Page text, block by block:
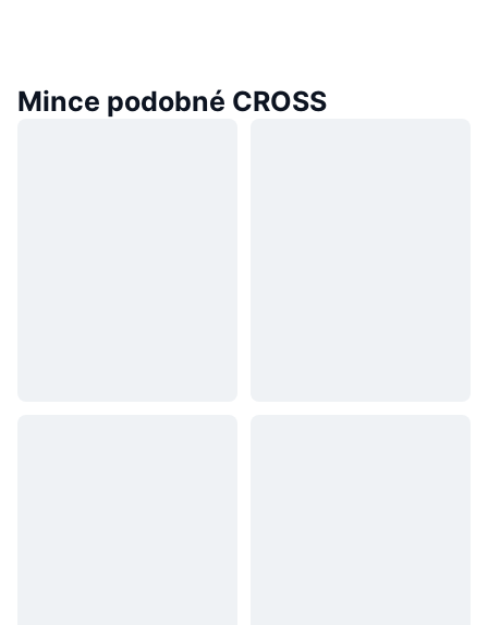
Mince podobné CROSS